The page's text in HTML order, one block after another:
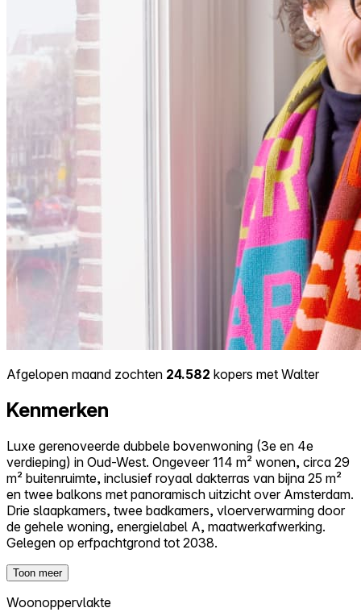
Afgelopen maand zochten 24.582 kopers met Walter
Kenmerken
Luxe gerenoveerde dubbele bovenwoning (3e en 4e
verdieping) in Oud-West. Ongeveer 114 m² wonen, circa 29
m² buitenruimte, inclusief royaal dakterras van bijna 25 m²
en twee balkons met panoramisch uitzicht over Amsterdam.
Drie slaapkamers, twee badkamers, vloerverwarming door
de gehele woning, energielabel A, maatwerkafwerking.
Gelegen op erfpachtgrond tot 2038.
Toon meer
Woonoppervlakte